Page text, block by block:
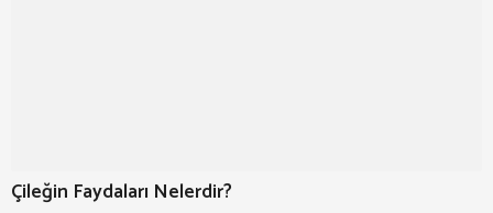
Çileğin Faydaları Nelerdir?